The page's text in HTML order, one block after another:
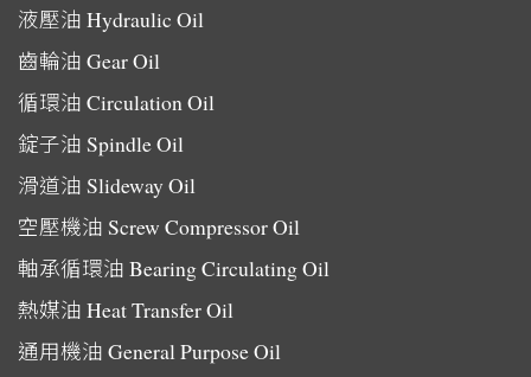
液壓油 Hydraulic Oil
齒輪油 Gear Oil
循環油 Circulation Oil
錠子油 Spindle Oil
滑道油 Slideway Oil
空壓機油 Screw Compressor Oil
軸承循環油 Bearing Circulating Oil
熱媒油 Heat Transfer Oil
通用機油 General Purpose Oil